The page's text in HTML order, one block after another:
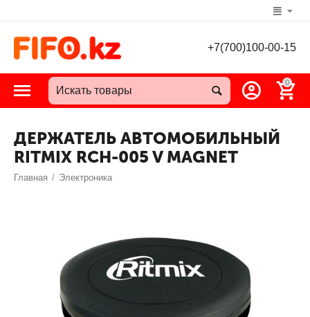
+7(700)100-00-15
0
ДЕРЖАТЕЛЬ АВТОМОБИЛЬНЫЙ
RITMIX RCH-005 V MAGNET
Главная / Электроника